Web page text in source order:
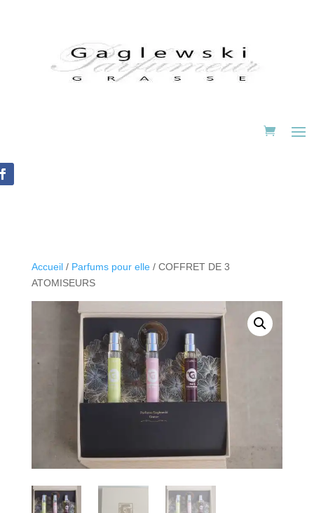
Accueil/ Parfums pour elle/ COFFRET DE 3
ATOMISEURS